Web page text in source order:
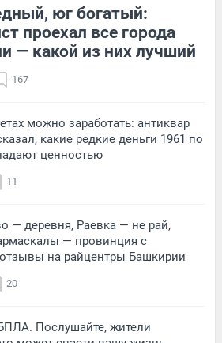
юг богатый:
проехал все города
— какой из них лучший
167
можно заработать: антиквар
какие редкие деньги 1961 по
ценностью
11
— деревня, Раевка — не рай,
— провинция с
на райцентры Башкирии
20
Послушайте, жители